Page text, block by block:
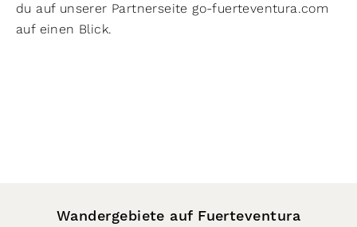
du auf unserer Partnerseite go-fuerteventura.com
auf einen Blick.
Wandergebiete auf Fuerteventura